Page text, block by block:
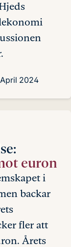
April 2024
euron
i
backar
fler att
Årets